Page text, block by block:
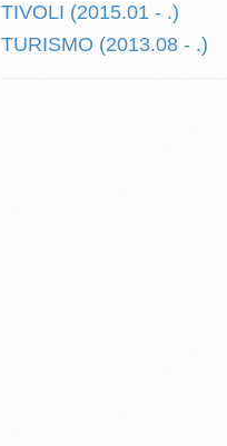
TIVOLI (2015.01 - .)
TURISMO (2013.08 - .)